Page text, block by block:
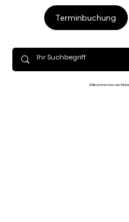
Terminbuchung
Willkommen bei der